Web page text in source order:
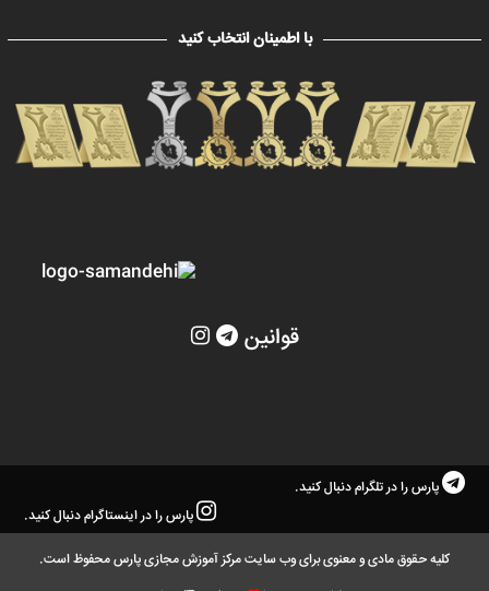
با اطمینان انتخاب کنید
قوانین
پارس را در تلگرام دنبال کنید.
پارس را در اینستاگرام دنبال کنید.
کلیه حقوق مادی و معنوی برای وب سایت مرکز آموزش مجازی پارس محفوظ است.